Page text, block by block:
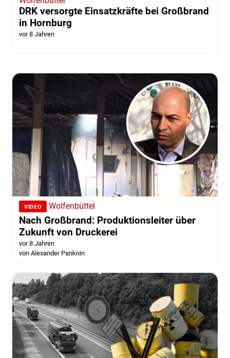
DRK versorgte Einsatzkräfte bei Großbrand
in Hornburg
vor 8 Jahren
VIDEO Wolfenbüttel
Nach Großbrand: Produktionsleiter über
Zukunft von Druckerei
vor 8 Jahren
von Alexander Panknin